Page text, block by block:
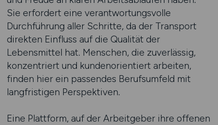
Sie erfordert eine verantwortungsvolle
Durchführung aller Schritte, da der Transport
direkten Einfluss auf die Qualität der
Lebensmittel hat. Menschen, die zuverlässig,
konzentriert und kundenorientiert arbeiten,
finden hier ein passendes Berufsumfeld mit
langfristigen Perspektiven.
Eine Plattform, auf der Arbeitgeber ihre offenen